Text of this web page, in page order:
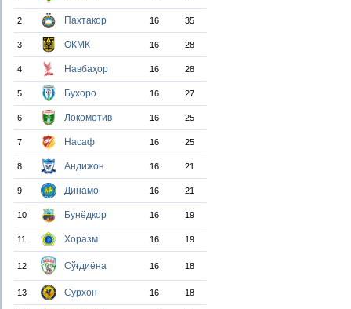
2 Пахтакор 16 35
3 ОКМК 16 28
4 Навбаҳор 16 28
5 Бухоро 16 27
6 Локомотив 16 25
7 Насаф 16 25
8 Андижон 16 21
9 Динамо 16 21
10 Бунёдкор 16 19
11 Хоразм 16 19
12 Сўғдиёна 16 18
13 Сурхон 16 18